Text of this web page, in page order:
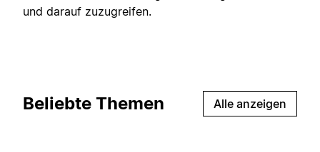
und darauf zuzugreifen.
Beliebte Themen Alle anzeigen